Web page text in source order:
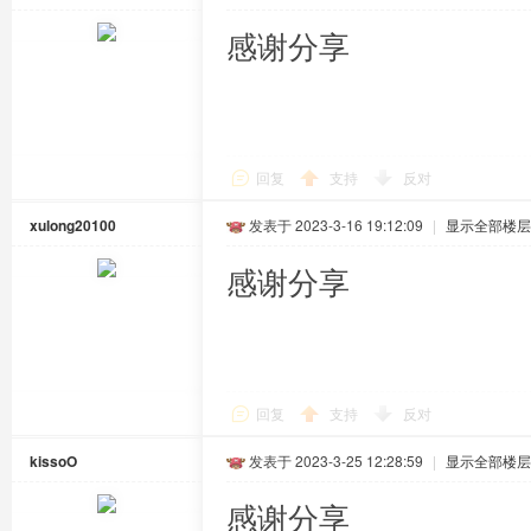
感谢分享
回复 支持 反对
xulong20100 发表于 2023-3-16 19:12:09 | 显示全部楼层
感谢分享
回复 支持 反对
kissoO 发表于 2023-3-25 12:28:59 | 显示全部楼层
感谢分享